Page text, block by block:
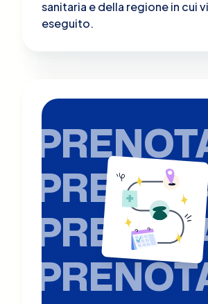
sanitaria e della regione in cui
eseguito.